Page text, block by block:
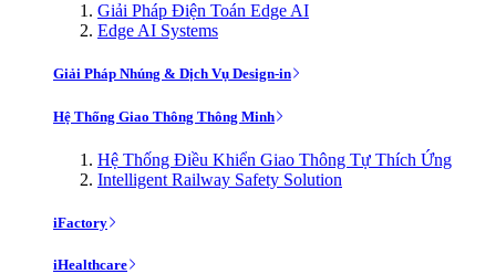
Giải Pháp Điện Toán Edge AI
Edge AI Systems
Giải Pháp Nhúng & Dịch Vụ Design-in
Hệ Thống Giao Thông Thông Minh
Hệ Thống Điều Khiển Giao Thông Tự Thích Ứng
Intelligent Railway Safety Solution
iFactory
iHealthcare